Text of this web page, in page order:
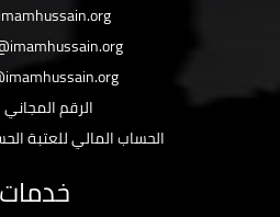
الرقم المجاني
الحساب المالي للعتبة
خدمات